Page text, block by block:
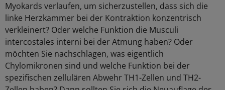
Myokards verlaufen, um sicherzustellen, dass sich die
linke Herzkammer bei der Kontraktion konzentrisch
verkleinert? Oder welche Funktion die Musculi
intercostales interni bei der Atmung haben? Oder
möchten Sie nachschlagen, was eigentlich
Chylomikronen sind und welche Funktion bei der
spezifischen zellulären Abwehr TH1-Zellen und TH2-